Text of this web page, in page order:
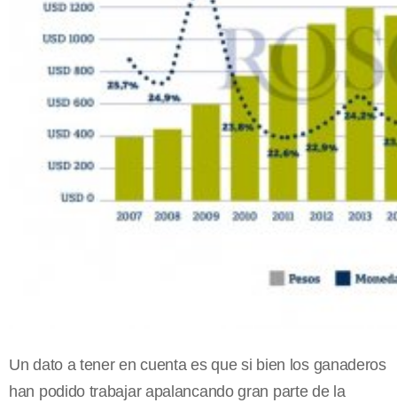
Un dato a tener en cuenta es que si bien los ganaderos
han podido trabajar apalancando gran parte de la